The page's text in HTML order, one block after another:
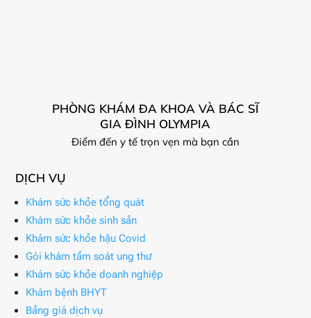
PHÒNG KHÁM ĐA KHOA VÀ BÁC SĨ
GIA ĐÌNH OLYMPIA
Điểm đến y tế trọn vẹn mà bạn cần
DỊCH VỤ
Khám sức khỏe tổng quát
Khám sức khỏe sinh sản
Khám sức khỏe hậu Covid
Gói khám tầm soát ung thư
Khám sức khỏe doanh nghiệp
Khám bệnh BHYT
Bảng giá dịch vụ